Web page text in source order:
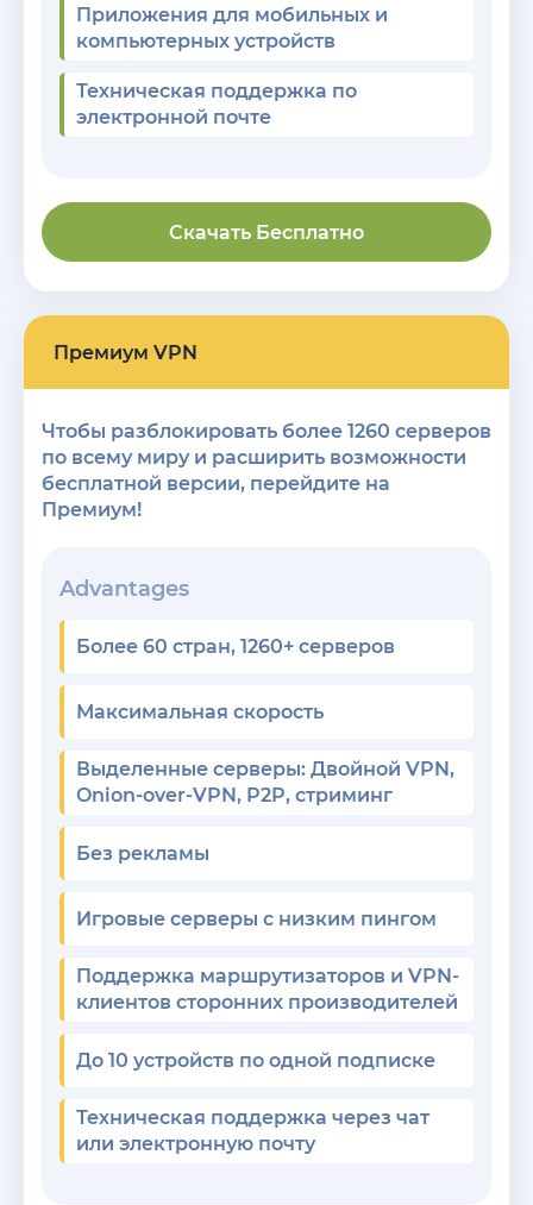
Приложения для мобильных и
компьютерных устройств
Техническая поддержка по
электронной почте
Скачать Бесплатно
Премиум VPN
Чтобы разблокировать более 1260 серверов
по всему миру и расширить возможности
бесплатной версии, перейдите на
Премиум!
Advantages
Более 60 стран, 1260+ серверов
Максимальная скорость
Выделенные серверы: Двойной VPN,
Onion-over-VPN, P2P, стриминг
Без рекламы
Игровые серверы с низким пингом
Поддержка маршрутизаторов и VPN-
клиентов сторонних производителей
До 10 устройств по одной подписке
Техническая поддержка через чат
или электронную почту